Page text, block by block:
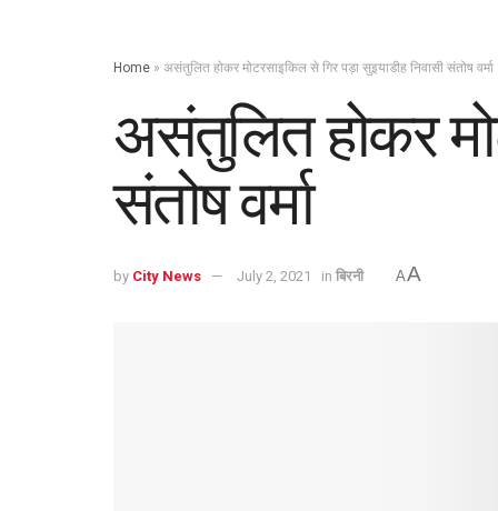
Home » असंतुलित होकर मोटरसाइकिल से गिर पड़ा सुइयाडीह निवासी संतोष वर्मा
असंतुलित होकर
संतोष वर्मा
by City News July 2, 2021 in बिरनी AA